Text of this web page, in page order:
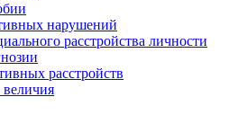
нарушений
расстройства личности
расстройств